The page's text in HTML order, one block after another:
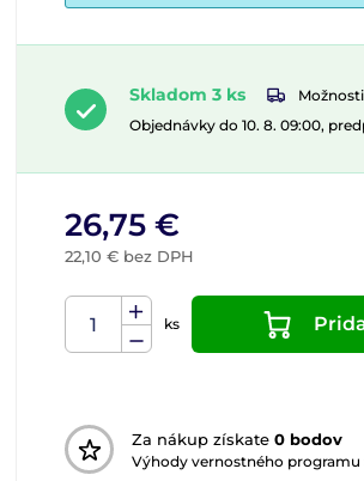
Skladom 3 ks
Objednávky do 10. 8. 09:00,
26,75 €
22,10 € bez DPH
ks
Za nákup získate 0 bodov
Výhody vernostného programu